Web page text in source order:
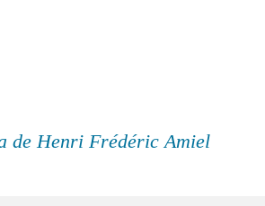
de Henri Frédéric Amiel